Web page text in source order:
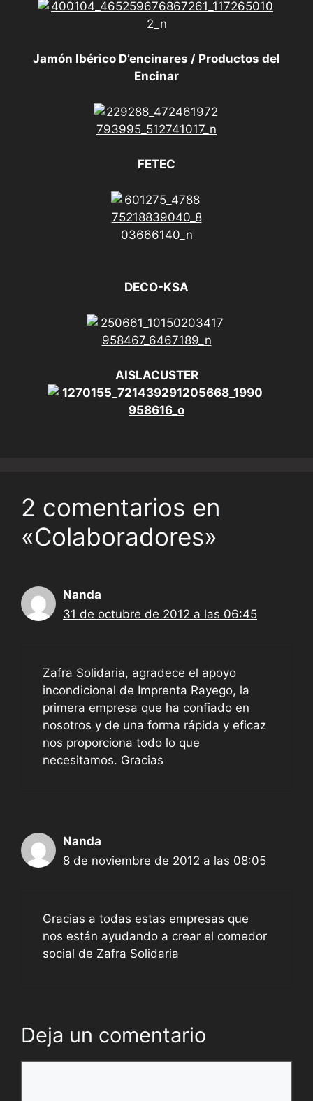
Jamón Ibérico D’encinares / Productos del
Encinar
FETEC
DECO-KSA
AISLACUSTER
2 comentarios en
«Colaboradores»
Nanda
31 de octubre de 2012 a las 06:45
Zafra Solidaria, agradece el apoyo
incondicional de Imprenta Rayego, la
primera empresa que ha confiado en
nosotros y de una forma rápida y eficaz
nos proporciona todo lo que
necesitamos. Gracias
Nanda
8 de noviembre de 2012 a las 08:05
Gracias a todas estas empresas que
nos están ayudando a crear el comedor
social de Zafra Solidaria
Deja un comentario